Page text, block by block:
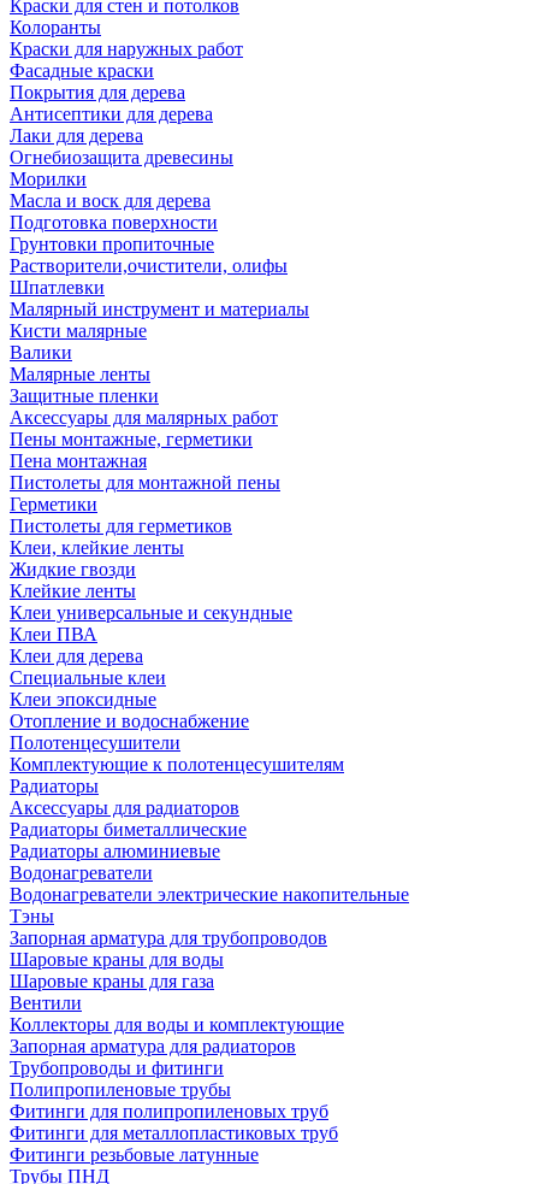
Краски для стен и потолков
Колоранты
Краски для наружных работ
Фасадные краски
Покрытия для дерева
Антисептики для дерева
Лаки для дерева
Огнебиозащита древесины
Морилки
Масла и воск для дерева
Подготовка поверхности
Грунтовки пропиточные
Растворители,очистители, олифы
Шпатлевки
Малярный инструмент и материалы
Кисти малярные
Валики
Малярные ленты
Защитные пленки
Аксессуары для малярных работ
Пены монтажные, герметики
Пена монтажная
Пистолеты для монтажной пены
Герметики
Пистолеты для герметиков
Клеи, клейкие ленты
Жидкие гвозди
Клейкие ленты
Клеи универсальные и секундные
Клеи ПВА
Клеи для дерева
Специальные клеи
Клеи эпоксидные
Отопление и водоснабжение
Полотенцесушители
Комплектующие к полотенцесушителям
Радиаторы
Аксессуары для радиаторов
Радиаторы биметаллические
Радиаторы алюминиевые
Водонагреватели
Водонагреватели электрические накопительные
Тэны
Запорная арматура для трубопроводов
Шаровые краны для воды
Шаровые краны для газа
Вентили
Коллекторы для воды и комплектующие
Запорная арматура для радиаторов
Трубопроводы и фитинги
Полипропиленовые трубы
Фитинги для полипропиленовых труб
Фитинги для металлопластиковых труб
Фитинги резьбовые латунные
Трубы ПНД